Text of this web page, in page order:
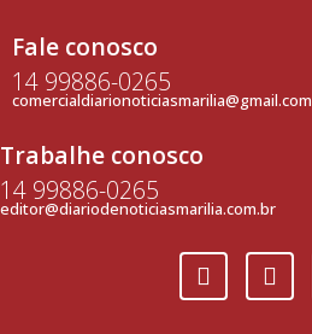
Fale conosco
14 99886-0265
comercialdiarionoticiasmarilia@gmail.com
Trabalhe conosco
14 99886-0265
editor@diariodenoticiasmarilia.com.br